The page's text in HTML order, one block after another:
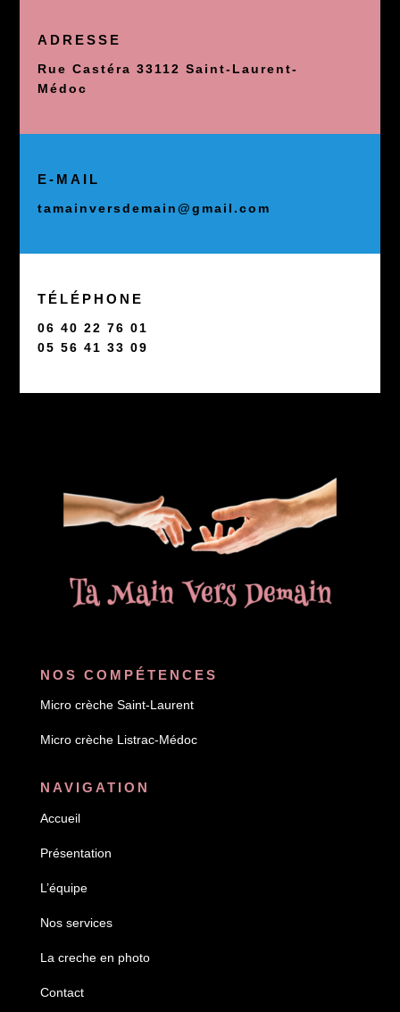
ADRESSE
Rue Castéra 33112 Saint-Laurent-
Médoc
E-MAIL
tamainversdemain@gmail.com
TÉLÉPHONE
06 40 22 76 01
05 56 41 33 09
NOS COMPÉTENCES
Micro crèche Saint-Laurent
Micro crèche Listrac-Médoc
NAVIGATION
Accueil
Présentation
L’équipe
Nos services
La creche en photo
Contact